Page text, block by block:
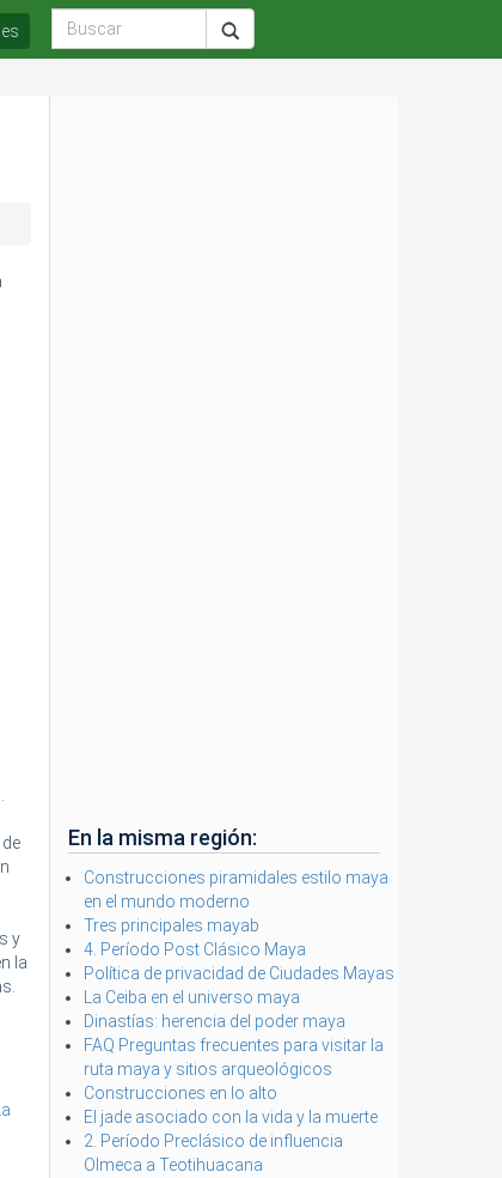
y
la
La
En la misma región:
Construcciones piramidales estilo maya
en el mundo moderno
Tres principales mayab
4. Período Post Clásico Maya
Política de privacidad de Ciudades Mayas
La Ceiba en el universo maya
Dinastías: herencia del poder maya
FAQ Preguntas frecuentes para visitar la
ruta maya y sitios arqueológicos
Construcciones en lo alto
El jade asociado con la vida y la muerte
2. Período Preclásico de influencia
Olmeca a Teotihuacana